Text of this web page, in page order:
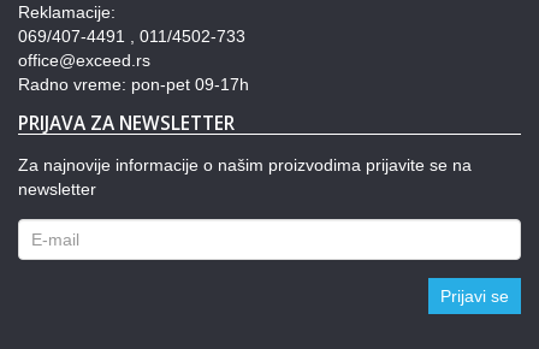
Reklamacije:
069/407-4491 , 011/4502-733
office@exceed.rs
Radno vreme: pon-pet 09-17h
PRIJAVA ZA NEWSLETTER
Za najnovije informacije o našim proizvodima prijavite se na
newsletter
Prijavi se